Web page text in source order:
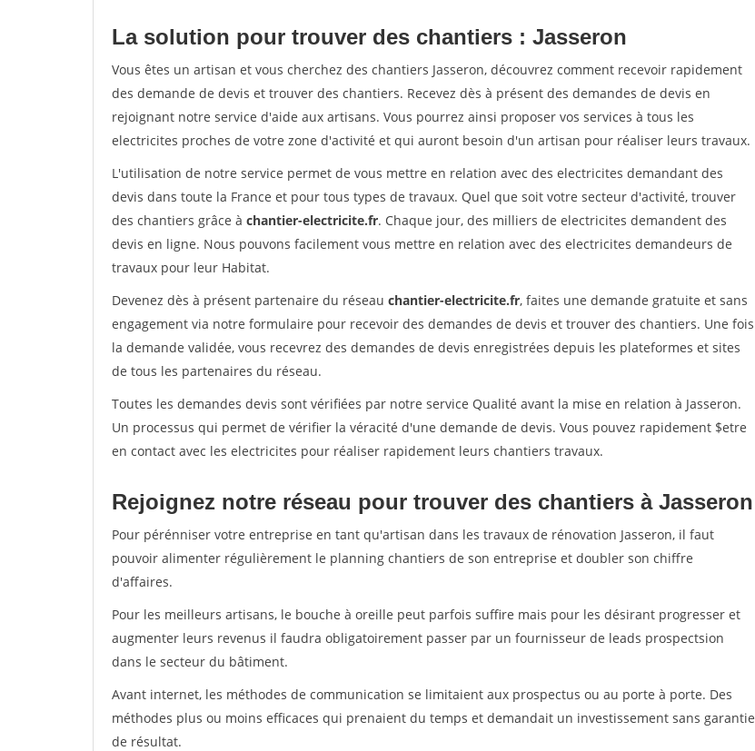
La solution pour trouver des chantiers : Jasseron
Vous êtes un artisan et vous cherchez des chantiers Jasseron, découvrez comment recevoir rapidement
des demande de devis et trouver des chantiers. Recevez dès à présent des demandes de devis en
rejoignant notre service d'aide aux artisans. Vous pourrez ainsi proposer vos services à tous les
electricites proches de votre zone d'activité et qui auront besoin d'un artisan pour réaliser leurs travaux.
L'utilisation de notre service permet de vous mettre en relation avec des electricites demandant des
devis dans toute la France et pour tous types de travaux. Quel que soit votre secteur d'activité, trouver
des chantiers grâce à chantier-electricite.fr. Chaque jour, des milliers de electricites demandent des
devis en ligne. Nous pouvons facilement vous mettre en relation avec des electricites demandeurs de
travaux pour leur Habitat.
Devenez dès à présent partenaire du réseau chantier-electricite.fr, faites une demande gratuite et sans
engagement via notre formulaire pour recevoir des demandes de devis et trouver des chantiers. Une fois
la demande validée, vous recevrez des demandes de devis enregistrées depuis les plateformes et sites
de tous les partenaires du réseau.
Toutes les demandes devis sont vérifiées par notre service Qualité avant la mise en relation à Jasseron.
Un processus qui permet de vérifier la véracité d'une demande de devis. Vous pouvez rapidement $etre
en contact avec les electricites pour réaliser rapidement leurs chantiers travaux.
Rejoignez notre réseau pour trouver des chantiers à Jasseron
Pour pérénniser votre entreprise en tant qu'artisan dans les travaux de rénovation Jasseron, il faut
pouvoir alimenter régulièrement le planning chantiers de son entreprise et doubler son chiffre
d'affaires.
Pour les meilleurs artisans, le bouche à oreille peut parfois suffire mais pour les désirant progresser et
augmenter leurs revenus il faudra obligatoirement passer par un fournisseur de leads prospectsion
dans le secteur du bâtiment.
Avant internet, les méthodes de communication se limitaient aux prospectus ou au porte à porte. Des
méthodes plus ou moins efficaces qui prenaient du temps et demandait un investissement sans garantie
de résultat.